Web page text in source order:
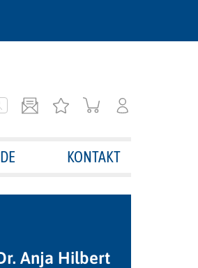
KONTAKT
Anja Hilbert